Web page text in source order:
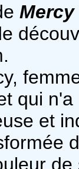
qui
et